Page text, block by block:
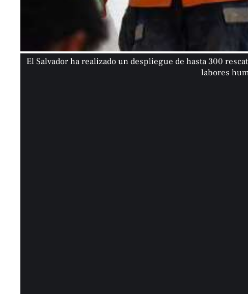
El Salvador ha realizado un despliegue de hasta 300
labores